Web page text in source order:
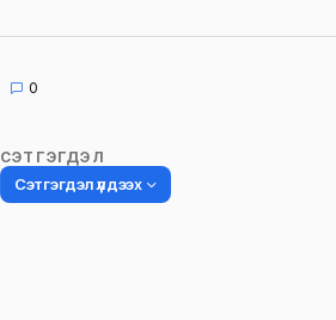
0
СЭТГЭГДЭЛ
Сэтгэгдэл үлдээх